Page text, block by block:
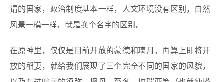
谓的国家，政治制度基本一样，人文环境没有区别，自然
风景一模一样，就是换个名字的区别。
在原神里，仅仅是目前开放的蒙德和璃月，再算上即将开
放的稻妻，就给我们展现了三个完全不同的国家的风貌，